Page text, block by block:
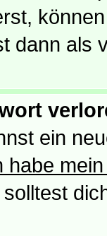
dann als
ein
habe